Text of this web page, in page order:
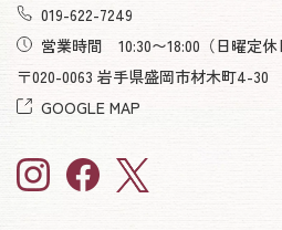
019-622-7249
営業時間 10:30〜18:00 （日曜定休
〒020-0063 岩手県盛岡市材木町4-30
GOOGLE MAP